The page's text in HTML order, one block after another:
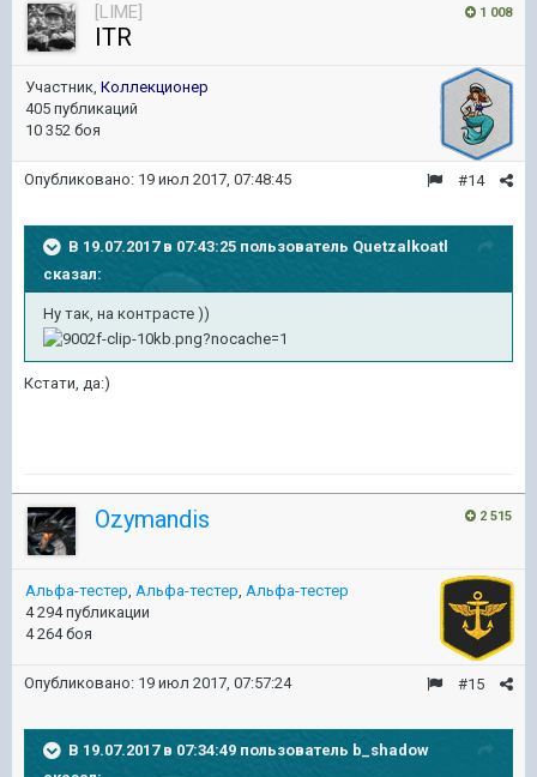
1 008
[LIME]
ITR
Участник, Коллекционер
405 публикаций
10 352 боя
#14
Опубликовано: 19 июл 2017, 07:48:45
В 19.07.2017 в 07:43:25 пользователь Quetzalkoatl
сказал:
Ну так, на контрасте ))
Кстати, да:)
2 515
Ozymandis
Альфа-тестер, Альфа-тестер, Альфа-тестер
4 294 публикации
4 264 боя
#15
Опубликовано: 19 июл 2017, 07:57:24
В 19.07.2017 в 07:34:49 пользователь b_shadow